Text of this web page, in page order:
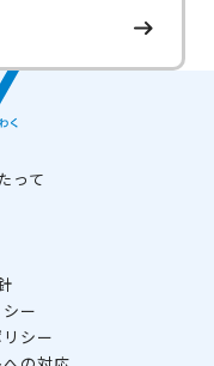
って
ー
シー